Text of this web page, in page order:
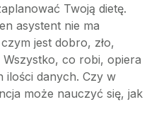
Twoją dietę.
asystent nie ma
jest dobro, zło,
co robi, opiera
ilości danych. Czy w
może nauczyć się, jak